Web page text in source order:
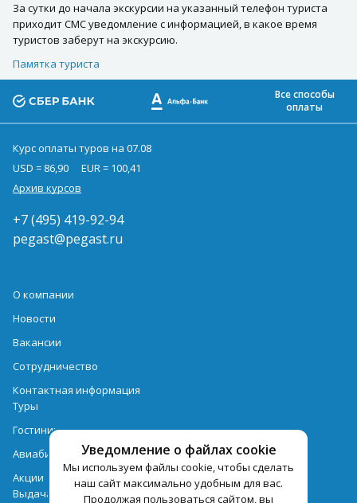
За сутки до начала экскурсии на указанный телефон туриста
приходит СМС уведомление с информацией, в какое время
туристов заберут на экскурсию.
Памятка туриста
Уведомление о файлах cookie
Мы используем файлы cookie, чтобы сделать
наш сайт максимально удобным для вас.
Продолжая пользоваться сайтом, вы
Все способы
оплаты
Курс оплаты туров на 07.08
USD = 86,90
EUR = 100,41
Архив курсов
+7 (495) 419-92-94
pegast@pegast.ru
О компании
Новости
Вакансии
Сотрудничество
Контактная информация
Туры
Гостиницы
Авиабилеты
Акции
Выдача документов